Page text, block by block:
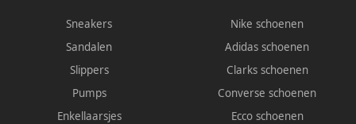
Sneakers
Sandalen
Slippers
Pumps
Enkellaarsjes
Nike schoenen
Adidas schoenen
Clarks schoenen
Converse schoenen
Ecco schoenen